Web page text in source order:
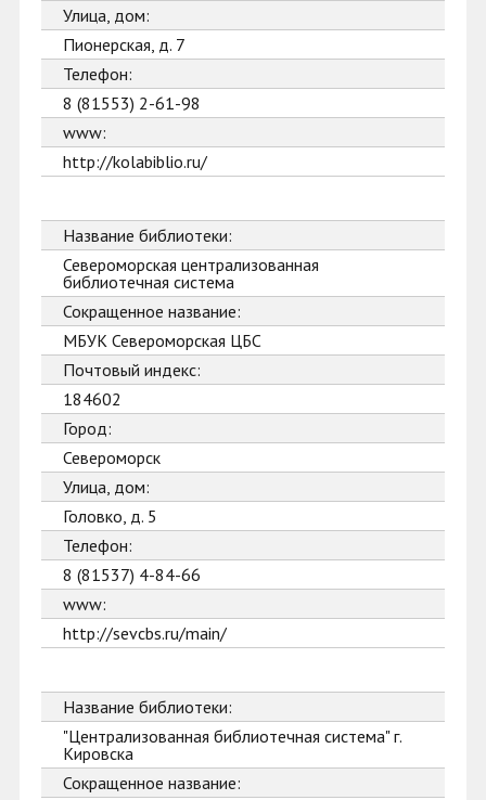
Улица, дом:
Пионерская, д. 7
Телефон:
8 (81553) 2-61-98
www:
http://kolabiblio.ru/
Название библиотеки:
Североморская централизованная
библиотечная система
Сокращенное название:
МБУК Североморская ЦБС
Почтовый индекс:
184602
Город:
Североморск
Улица, дом:
Головко, д. 5
Телефон:
8 (81537) 4-84-66
www:
http://sevcbs.ru/main/
Название библиотеки:
"Централизованная библиотечная система" г.
Кировска
Сокращенное название: